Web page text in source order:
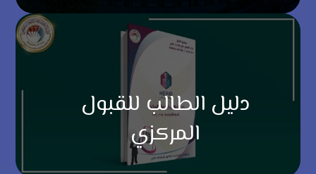
دليل الطالب للقبول
المركزي